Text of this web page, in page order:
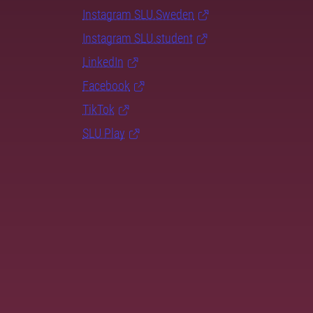
Instagram SLU.Sweden
Instagram SLU.student
LinkedIn
Facebook
TikTok
SLU Play